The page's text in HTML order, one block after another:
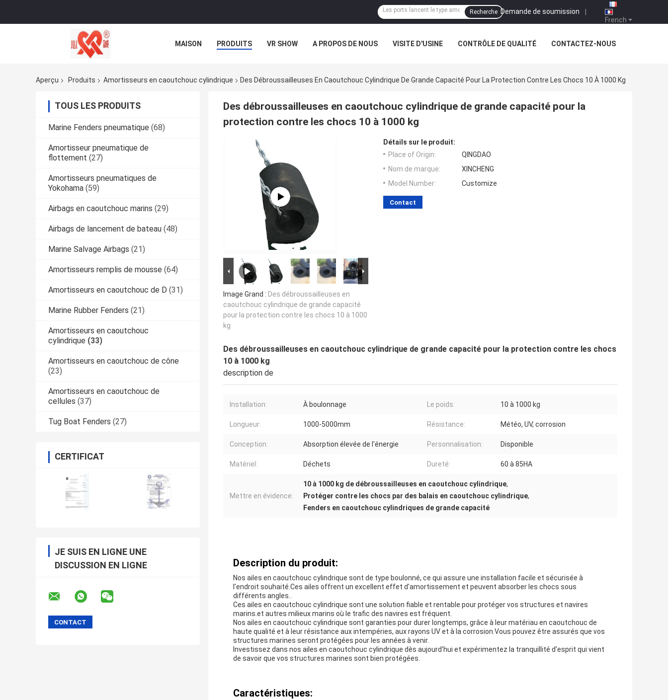
French
Demande de soumission |
Recherche
MAISON PRODUITS VR SHOW A PROPOS DE NOUS VISITE D'USINE CONTRÔLE DE QUALITÉ CONTACTEZ-NOUS
Aperçu
Produits Amortisseurs en caoutchouc cylindrique Des Débroussailleuses En Caoutchouc Cylindrique De Grande Capacité Pour La Protection Contre Les Chocs 10 À 1000 Kg
TOUS LES PRODUITS
Marine Fenders pneumatique (68)
Amortisseur pneumatique de
flottement (27)
Amortisseurs pneumatiques de
Yokohama (59)
Airbags en caoutchouc marins (29)
Airbags de lancement de bateau (48)
Marine Salvage Airbags (21)
Amortisseurs remplis de mousse (64)
Amortisseurs en caoutchouc de D (31)
Marine Rubber Fenders (21)
Amortisseurs en caoutchouc
cylindrique (33)
Amortisseurs en caoutchouc de cône
(23)
Amortisseurs en caoutchouc de
cellules (37)
Tug Boat Fenders (27)
CERTIFICAT
JE SUIS EN LIGNE UNE
DISCUSSION EN LIGNE
Des débroussailleuses en caoutchouc cylindrique de grande capacité pour la
protection contre les chocs 10 à 1000 kg
Image Grand : Des débroussailleuses en
caoutchouc cylindrique de grande capacité
pour la protection contre les chocs 10 à 1000
kg
Détails sur le produit:
Place of Origin:
QINGDAO
Nom de marque:
XINCHENG
Model Number:
Customize
Contact
Des débroussailleuses en caoutchouc cylindrique de grande capacité pour la protection contre les chocs
10 à 1000 kg
description de
Installation: À boulonnage Le poids: 10 à 1000 kg
Longueur: 1000-5000mm Résistance: Météo, UV, corrosion
Conception: Absorption élevée de l'énergie Personnalisation: Disponible
Matériel: Déchets Dureté: 60 à 85HA
Mettre en évidence:
10 à 1000 kg de débroussailleuses en caoutchouc cylindrique,
Protéger contre les chocs par des balais en caoutchouc cylindrique,
Fenders en caoutchouc cylindriques de grande capacité
Description du produit:
Nos ailes en caoutchouc cylindrique sont de type boulonné, ce qui assure une installation facile et sécurisée à
l'endroit souhaité.Ces ailes offrent un excellent effet d'amortissement et peuvent absorber les chocs sous
différents angles..
Ces ailes en caoutchouc cylindrique sont une solution fiable et rentable pour protéger vos structures et navires
marins.et autres milieux marins où le trafic des navires est fréquent.
Nos ailes en caoutchouc cylindrique sont garanties pour durer longtemps, grâce à leur matériau en caoutchouc de
haute qualité et à leur résistance aux intempéries, aux rayons UV et à la corrosion.Vous pouvez être assurés que vos
structures marines seront protégées pour les années à venir.
Investissez dans nos ailes en caoutchouc cylindrique dès aujourd'hui et expérimentez la tranquillité d'esprit qui vient
de savoir que vos structures marines sont bien protégées.
Caractéristiques: